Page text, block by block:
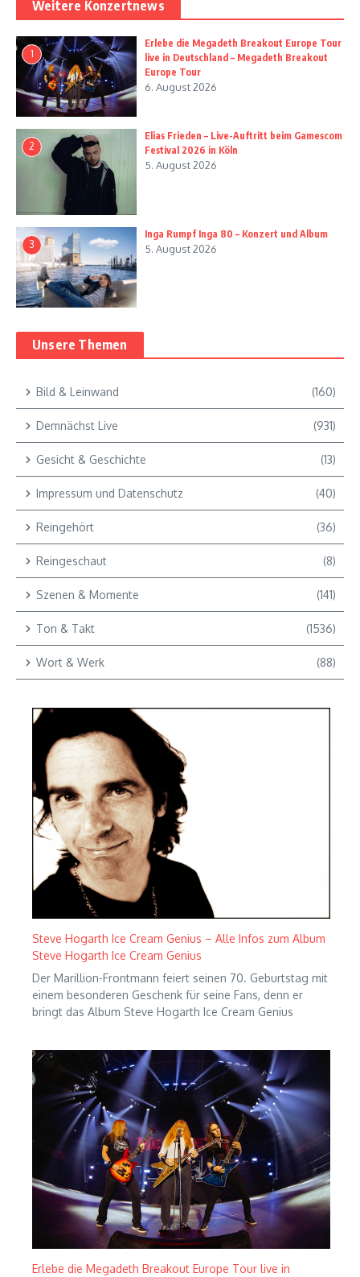
Weitere Konzertnews
1
Erlebe die Megadeth Breakout Europe Tour
live in Deutschland – Megadeth Breakout
Europe Tour
6. August 2026
2
Elias Frieden – Live-Auftritt beim Gamescom
Festival 2026 in Köln
5. August 2026
3
Inga Rumpf Inga 80 – Konzert und Album
5. August 2026
Unsere Themen
Bild & Leinwand (160)
Demnächst Live (931)
Gesicht & Geschichte (13)
Impressum und Datenschutz (40)
Reingehört (36)
Reingeschaut (8)
Szenen & Momente (141)
Ton & Takt (1536)
Wort & Werk (88)
Steve Hogarth Ice Cream Genius – Alle Infos zum Album
Steve Hogarth Ice Cream Genius
Der Marillion-Frontmann feiert seinen 70. Geburtstag mit
einem besonderen Geschenk für seine Fans, denn er
bringt das Album Steve Hogarth Ice Cream Genius
Erlebe die Megadeth Breakout Europe Tour live in